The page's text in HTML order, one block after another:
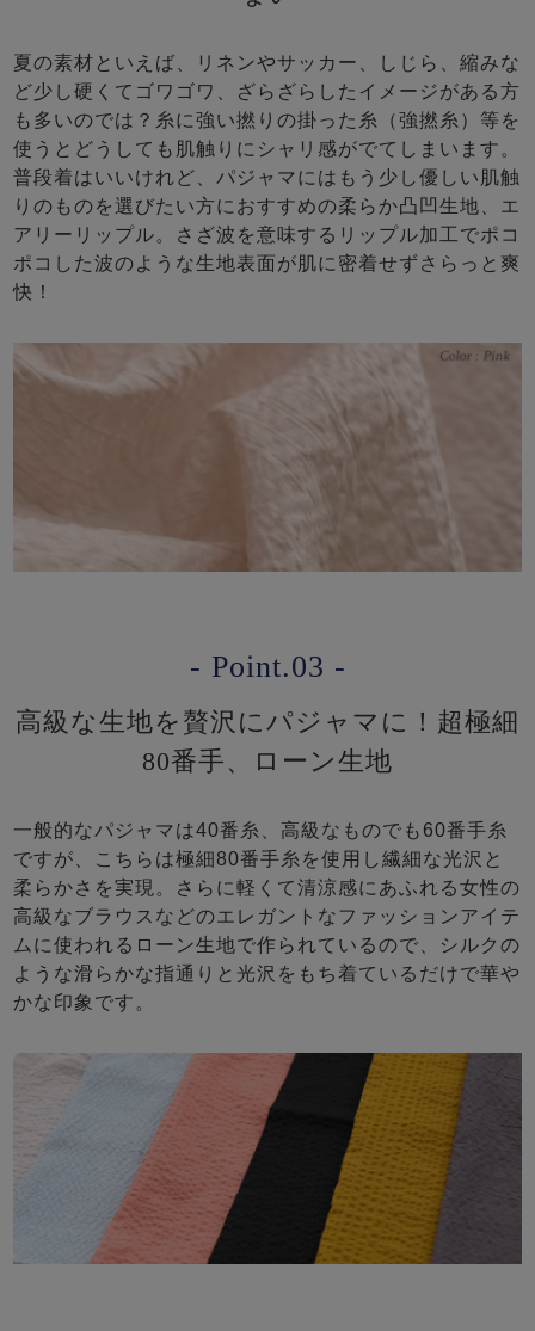
夏の素材といえば、リネンやサッカー、しじら、縮みな
ど少し硬くてゴワゴワ、ざらざらしたイメージがある方
も多いのでは？糸に強い撚りの掛った糸（強撚糸）等を
使うとどうしても肌触りにシャリ感がでてしまいます。
普段着はいいけれど、パジャマにはもう少し優しい肌触
りのものを選びたい方におすすめの柔らか凸凹生地、エ
アリーリップル。さざ波を意味するリップル加工でポコ
ポコした波のような生地表面が肌に密着せずさらっと爽
快！
- Point.03 -
高級な生地を贅沢にパジャマに！超極細
80番手、ローン生地
一般的なパジャマは40番糸、高級なものでも60番手糸
ですが、こちらは極細80番手糸を使用し繊細な光沢と
柔らかさを実現。さらに軽くて清涼感にあふれる女性の
高級なブラウスなどのエレガントなファッションアイテ
ムに使われるローン生地で作られているので、シルクの
ような滑らかな指通りと光沢をもち着ているだけで華や
かな印象です。